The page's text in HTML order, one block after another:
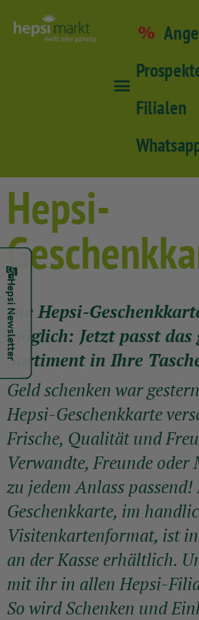
Hepsi Newsletter
Filialen
Hepsi-
Die Hepsi-
möglich: Jetzt passt das
Sortiment in Ihre
Geld schenken war
Hepsi-Geschenkkarte
Frische, Qualität und
Verwandte, Freunde
zu jedem Anlass
Geschenkkarte, im
Visitenkartenformat, ist
an der Kasse erhältlich.
mit ihr in allen Hepsi-
So wird Schenken und